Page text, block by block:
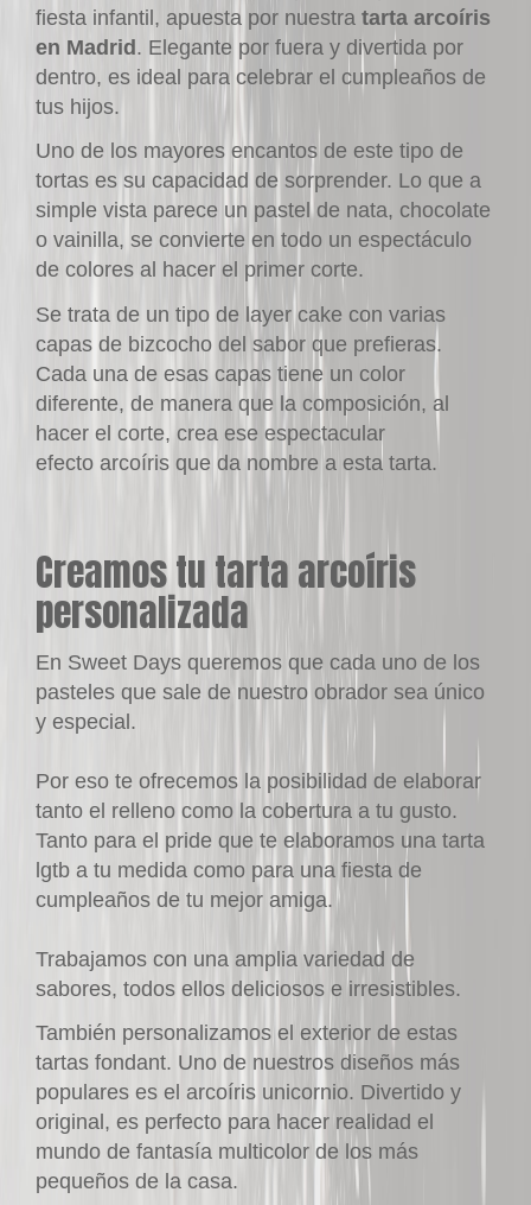
fiesta infantil, apuesta por nuestra tarta arcoíris
en Madrid. Elegante por fuera y divertida por
dentro, es ideal para celebrar el cumpleaños de
tus hijos.
Uno de los mayores encantos de este tipo de
tortas es su capacidad de sorprender. Lo que a
simple vista parece un pastel de nata, chocolate
o vainilla, se convierte en todo un espectáculo
de colores al hacer el primer corte.
Se trata de un tipo de layer cake con varias
capas de bizcocho del sabor que prefieras.
Cada una de esas capas tiene un color
diferente, de manera que la composición, al
hacer el corte, crea ese espectacular
efecto arcoíris que da nombre a esta tarta.
Creamos tu tarta arcoíris
personalizada
En Sweet Days queremos que cada uno de los
pasteles que sale de nuestro obrador sea único
y especial.
Por eso te ofrecemos la posibilidad de elaborar
tanto el relleno como la cobertura a tu gusto.
Tanto para el pride que te elaboramos una tarta
lgtb a tu medida como para una fiesta de
cumpleaños de tu mejor amiga.
Trabajamos con una amplia variedad de
sabores, todos ellos deliciosos e irresistibles.
También personalizamos el exterior de estas
tartas fondant. Uno de nuestros diseños más
populares es el arcoíris unicornio. Divertido y
original, es perfecto para hacer realidad el
mundo de fantasía multicolor de los más
pequeños de la casa.